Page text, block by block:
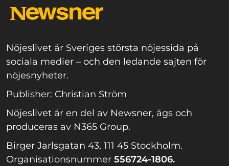
Nöjeslivet är Sveriges största nöjessida på
sociala medier – och den ledande sajten för
nöjesnyheter.
Publisher: Christian Ström
Nöjeslivet är en del av Newsner, ägs och
produceras av N365 Group.
Birger Jarlsgatan 43, 111 45 Stockholm.
Organisationsnummer 556724-1806.